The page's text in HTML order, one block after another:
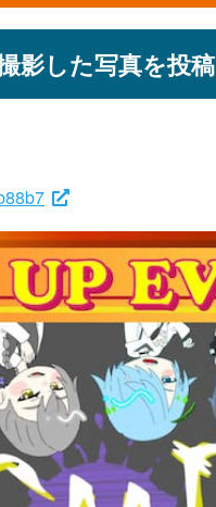
影した写真を投稿